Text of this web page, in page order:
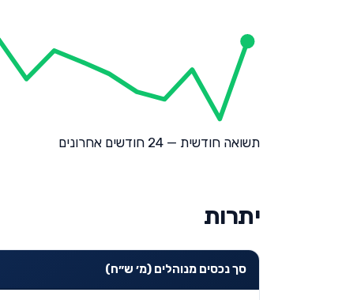
תשואה חודשית — 24 חודשים אחרונים
יתרות
סך נכסים מנוהלים (מ׳ ש״ח)